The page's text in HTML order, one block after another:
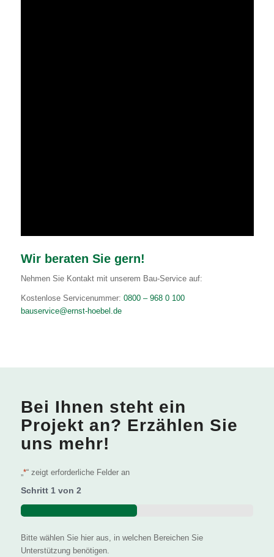
Wir beraten Sie gern!
Nehmen Sie Kontakt mit unserem Bau-Service auf:
Kostenlose Servicenummer: 0800 – 968 0 100
bauservice@ernst-hoebel.de
Bei Ihnen steht ein
Projekt an? Erzählen Sie
uns mehr!
„*“ zeigt erforderliche Felder an
Schritt 1von 2
50%
Bitte wählen Sie hier aus, in welchen Bereichen Sie
Unterstützung benötigen.